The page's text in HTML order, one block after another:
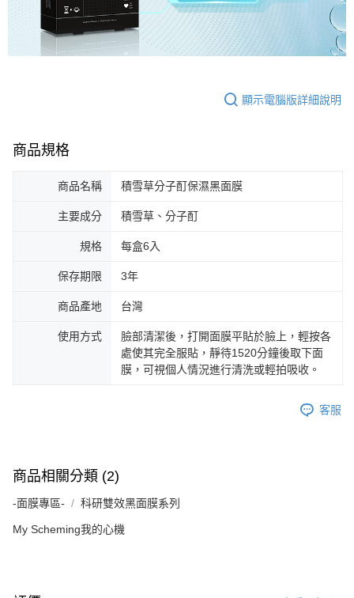
顯示電腦版詳細說明
商品規格
商品名稱 積雪草分子酊保濕黑面膜
主要成分 積雪草、分子酊
規格 每盒6入
保存期限 3年
商品產地 台灣
使用方式
臉部清潔後，打開面膜平貼於臉上，輕按各
處使其完全服貼，靜待1520分鐘後取下面
膜，可視個人情況進行清洗或輕拍吸收。
客服
商品相關分類 (2)
-面膜專區- 科研雙效黑面膜系列
My Scheming我的心機